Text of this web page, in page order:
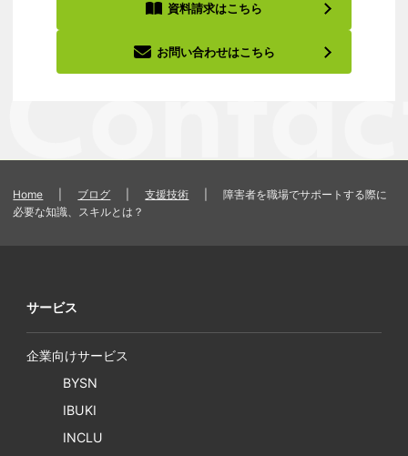
資料請求はこちら
お問い合わせはこちら
Home ブログ 支援技術
障害者を職場でサポートする際に
必要な知識、スキルとは？
サービス
企業向けサービス
BYSN
IBUKI
INCLU